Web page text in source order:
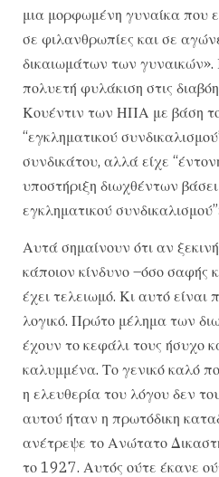
μια μορφωμένη γυναίκα που
σε φιλανθρωπίες και σε
δικαιωμάτων των γυναικών».
πολυετή φυλάκιση στις
Κουέντιν των ΗΠΑ με βάση
“εγκληματικού
συνδικάτου, αλλά είχε
υποστήριξη διωχθέντων
εγκληματικού
Αυτά σημαίνουν ότι αν
κάποιον κίνδυνο –όσο σαφής
έχει τελειωμό. Κι αυτό είναι
λογικό. Πρώτο μέλημα των
έχουν το κεφάλι τους ήσυχο
καλυμμένα. Το γενικό καλό
η ελευθερία του λόγου δεν
αυτού ήταν η πρωτόδικη
ανέτρεψε το Ανώτατο
το 1927. Αυτός ούτε έκανε